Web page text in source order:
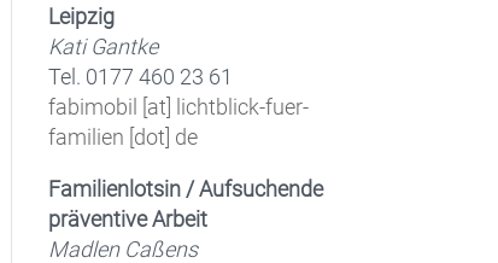
Leipzig
Kati Gantke
Tel. 0177 460 23 61
fabimobil [at] lichtblick-fuer-
familien [dot] de
Familienlotsin / Aufsuchende
präventive Arbeit
Madlen Caßens